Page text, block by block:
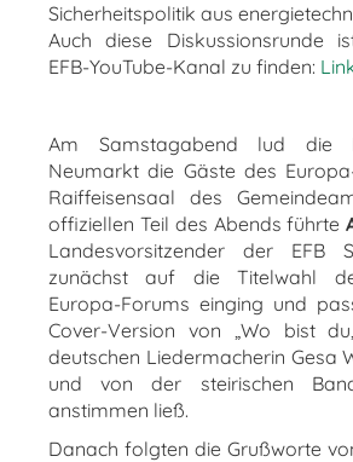
Sicherheitspolitik aus
Auch diese Diskussionsrunde
EFB-YouTube-Kanal zu finden:
Am Samstagabend lud die
Neumarkt die Gäste des
Raiffeisensaal des
offiziellen Teil des Abends führte
Landesvorsitzender der EFB
zunächst auf die Titelwahl
Europa-Forums einging und
Cover-Version von „Wo bist
deutschen Liedermacherin Gesa
und von der steirischen
anstimmen ließ.
Danach folgten die Grußworte